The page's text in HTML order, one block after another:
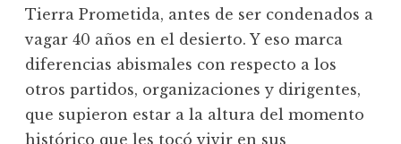
Tierra Prometida, antes de ser condenados a
vagar 40 años en el desierto. Y eso marca
diferencias abismales con respecto a los
otros partidos, organizaciones y dirigentes,
que supieron estar a la altura del momento
histórico que les tocó vivir en sus